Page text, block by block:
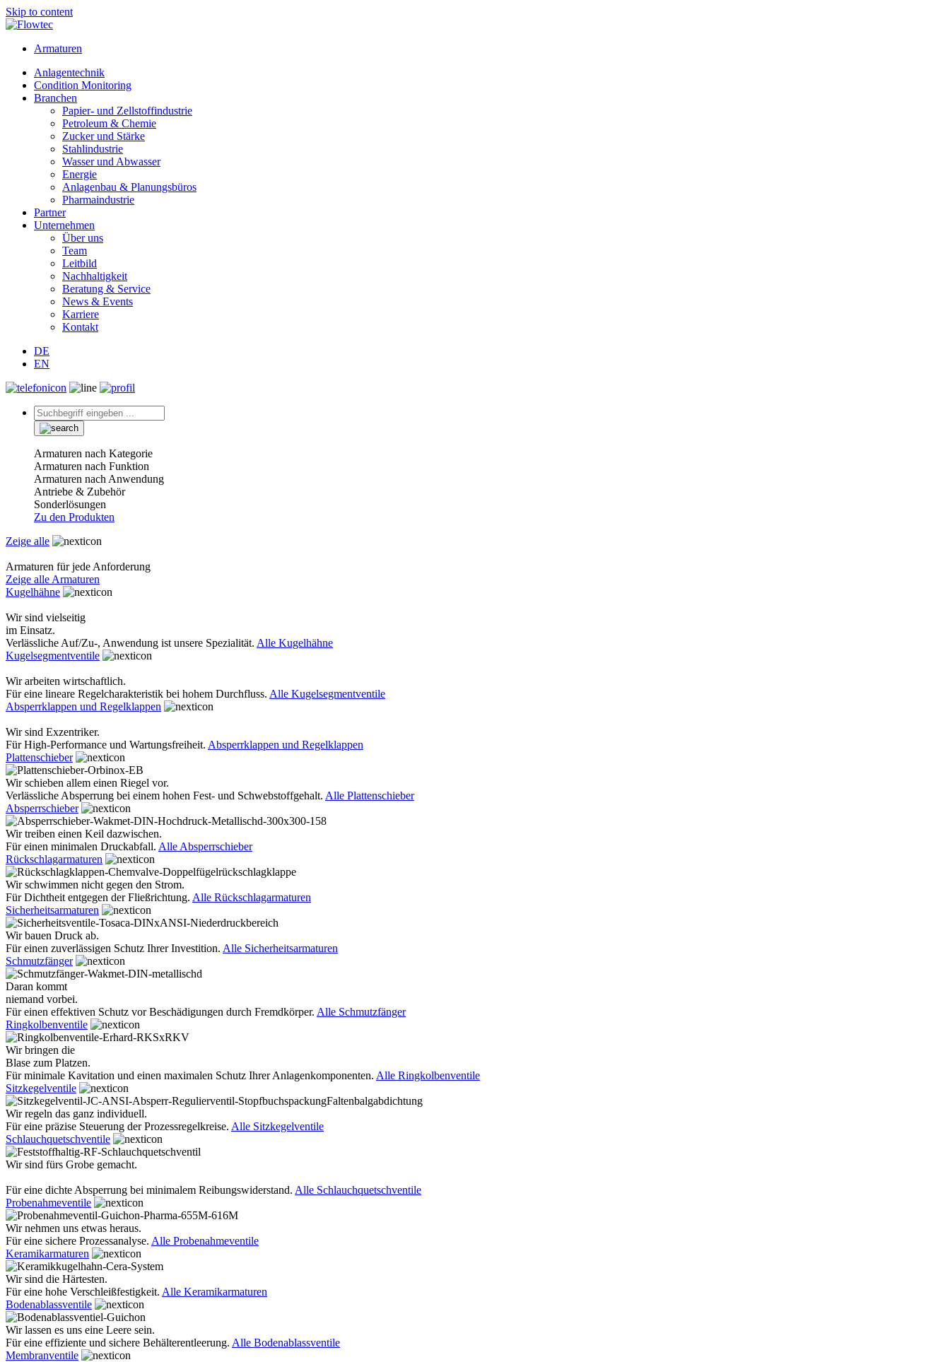
Skip to content
Armaturen
Anlagentechnik
Condition Monitoring
Branchen
Papier- und Zellstoffindustrie
Petroleum & Chemie
Zucker und Stärke
Stahlindustrie
Wasser und Abwasser
Energie
Anlagenbau & Planungsbüros
Pharmaindustrie
Partner
Unternehmen
Über uns
Team
Leitbild
Nachhaltigkeit
Beratung & Service
News & Events
Karriere
Kontakt
DE
EN
Armaturen nach Kategorie
Armaturen nach Funktion
Armaturen nach Anwendung
Antriebe & Zubehör
Sonderlösungen
Zu den Produkten
Zeige alle
Armaturen für jede Anforderung
Zeige alle Armaturen
Kugelhähne
Wir sind vielseitig
im Einsatz.
Verlässliche Auf/Zu-, Anwendung ist unsere Spezialität. Alle Kugelhähne
Kugelsegmentventile
Wir arbeiten wirtschaftlich.
Für eine lineare Regelcharakteristik bei hohem Durchfluss. Alle Kugelsegmentventile
Absperrklappen und Regelklappen
Wir sind Exzentriker.
Für High-Performance und Wartungsfreiheit. Absperrklappen und Regelklappen
Plattenschieber
Wir schieben allem einen Riegel vor.
Verlässliche Absperrung bei einem hohen Fest- und Schwebstoffgehalt. Alle Plattenschieber
Absperrschieber
Wir treiben einen Keil dazwischen.
Für einen minimalen Druckabfall. Alle Absperrschieber
Rückschlagarmaturen
Wir schwimmen nicht gegen den Strom.
Für Dichtheit entgegen der Fließrichtung. Alle Rückschlagarmaturen
Sicherheitsarmaturen
Wir bauen Druck ab.
Für einen zuverlässigen Schutz Ihrer Investition. Alle Sicherheitsarmaturen
Schmutzfänger
Daran kommt
niemand vorbei.
Für einen effektiven Schutz vor Beschädigungen durch Fremdkörper. Alle Schmutzfänger
Ringkolbenventile
Wir bringen die
Blase zum Platzen.
Für minimale Kavitation und einen maximalen Schutz Ihrer Anlagenkomponenten. Alle Ringkolbenventile
Sitzkegelventile
Wir regeln das ganz individuell.
Für eine präzise Steuerung der Prozessregelkreise. Alle Sitzkegelventile
Schlauchquetschventile
Wir sind fürs Grobe gemacht.
Für eine dichte Absperrung bei minimalem Reibungswiderstand. Alle Schlauchquetschventile
Probenahmeventile
Wir nehmen uns etwas heraus.
Für eine sichere Prozessanalyse. Alle Probenahmeventile
Keramikarmaturen
Wir sind die Härtesten.
Für eine hohe Verschleißfestigkeit. Alle Keramikarmaturen
Bodenablassventile
Wir lassen es uns eine Leere sein.
Für eine effiziente und sichere Behälterentleerung. Alle Bodenablassventile
Membranventile